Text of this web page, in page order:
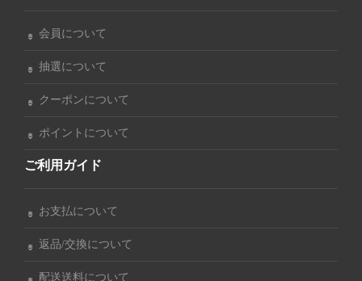
会員について
抽選について
クーポンについて
ポイントについて
ご利用ガイド
お支払について
返品/交換について
配送送料について